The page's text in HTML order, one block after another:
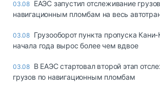
03.08 ЕАЭС запустил отслеживание
навигационным пломбам на весь
03.08 Грузооборот пункта пропуска Кани-
начала года вырос более чем вдвое
03.08 В ЕАЭС стартовал второй этап
грузов по навигационным пломбам